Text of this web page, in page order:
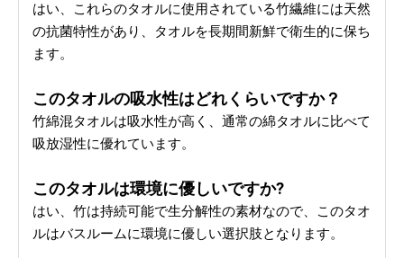
はい、これらのタオルに使用されている竹繊維には天然
の抗菌特性があり、タオルを長期間新鮮で衛生的に保ち
ます。
このタオルの吸水性はどれくらいですか？
竹綿混タオルは吸水性が高く、通常の綿タオルに比べて
吸放湿性に優れています。
このタオルは環境に優しいですか?
はい、竹は持続可能で生分解性の素材なので、このタオ
ルはバスルームに環境に優しい選択肢となります。